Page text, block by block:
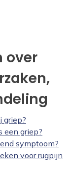
over
griep?
een griep?
symptoom?
voor rugpijn